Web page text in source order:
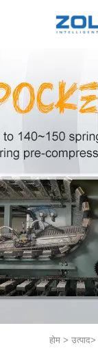
होम > उत्पाद>